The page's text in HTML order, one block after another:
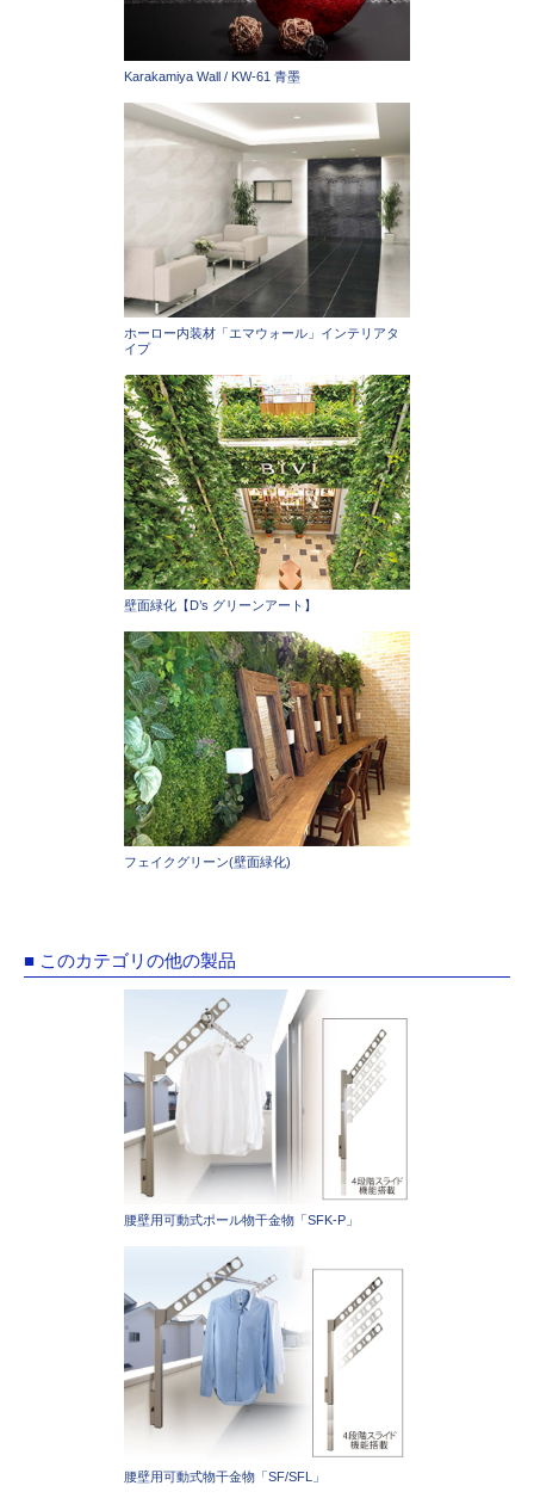
Karakamiya Wall / KW-61 青墨
ホーロー内装材「エマウォール」インテリアタ
イプ
壁面緑化【D’s グリーンアート】
フェイクグリーン(壁面緑化)
■ このカテゴリの他の製品
腰壁用可動式ポール物干金物「SFK-P」
腰壁用可動式物干金物「SF/SFL」